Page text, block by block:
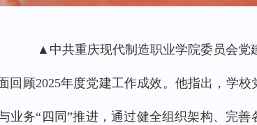
▲中共重庆现代制造职业学院委员会党
回顾2025年度党建工作成效。他指出，学
业务“四同”推进，通过健全组织架构、完